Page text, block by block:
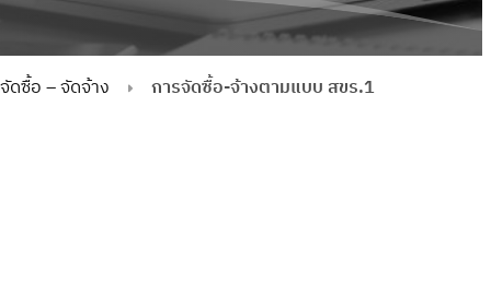
ดซื้อ – จัดจ้าง การจัดซื้อ-จ้างตามแบบ สขร.1